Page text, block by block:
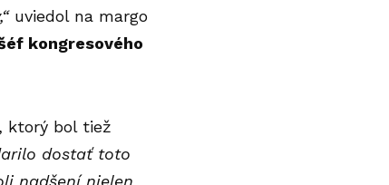
uviedol na margo
kongresového
, ktorý bol tiež
dostať toto
nadšení nielen